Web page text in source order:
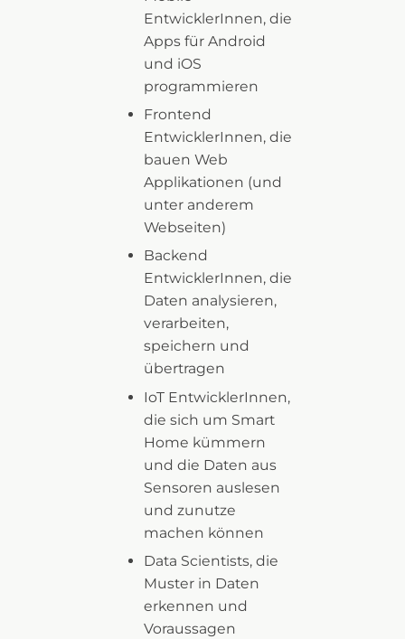
EntwicklerInnen, die
Apps für Android
und iOS
programmieren
Frontend
EntwicklerInnen, die
bauen Web
Applikationen (und
unter anderem
Webseiten)
Backend
EntwicklerInnen, die
Daten analysieren,
verarbeiten,
speichern und
übertragen
IoT EntwicklerInnen,
die sich um Smart
Home kümmern
und die Daten aus
Sensoren auslesen
und zunutze
machen können
Data Scientists, die
Muster in Daten
erkennen und
Voraussagen